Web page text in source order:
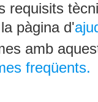
requisits
pàgina d'
amb
freqüents.